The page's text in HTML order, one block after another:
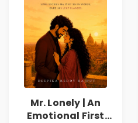
Mr. Lonely | An
Emotional First